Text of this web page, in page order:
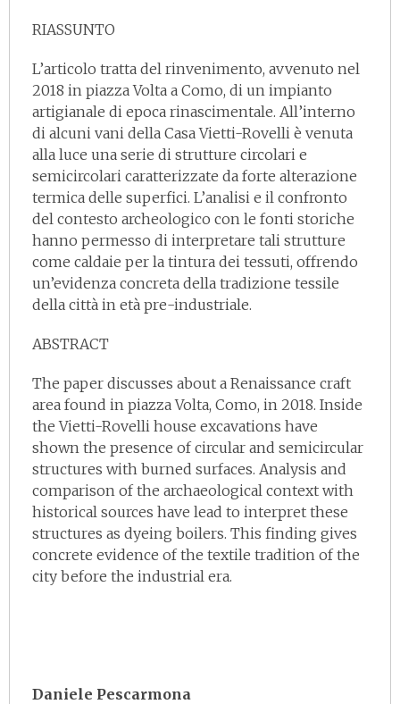
RIASSUNTO
L’articolo tratta del rinvenimento, avvenuto nel
2018 in piazza Volta a Como, di un impianto
artigianale di epoca rinascimentale. All’interno
di alcuni vani della Casa Vietti-Rovelli è venuta
alla luce una serie di strutture circolari e
semicircolari caratterizzate da forte alterazione
termica delle superfici. L’analisi e il confronto
del contesto archeologico con le fonti storiche
hanno permesso di interpretare tali strutture
come caldaie per la tintura dei tessuti, offrendo
un’evidenza concreta della tradizione tessile
della città in età pre-industriale.
ABSTRACT
The paper discusses about a Renaissance craft
area found in piazza Volta, Como, in 2018. Inside
the Vietti-Rovelli house excavations have
shown the presence of circular and semicircular
structures with burned surfaces. Analysis and
comparison of the archaeological context with
historical sources have lead to interpret these
structures as dyeing boilers. This finding gives
concrete evidence of the textile tradition of the
city before the industrial era.
Daniele Pescarmona